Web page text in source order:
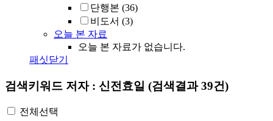
단행본 (36)
비도서 (3)
오늘 본 자료
오늘 본 자료가 없습니다.
패싯닫기
검색키워드 저자 : 신전효일 (검색결과 39건)
전체선택